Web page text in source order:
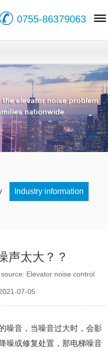
0755-86379063
Industry information
声太大？？
Elevator noise control
07-05
噪音，当噪音过大时，会影
噪或修复处置，那电梯噪音